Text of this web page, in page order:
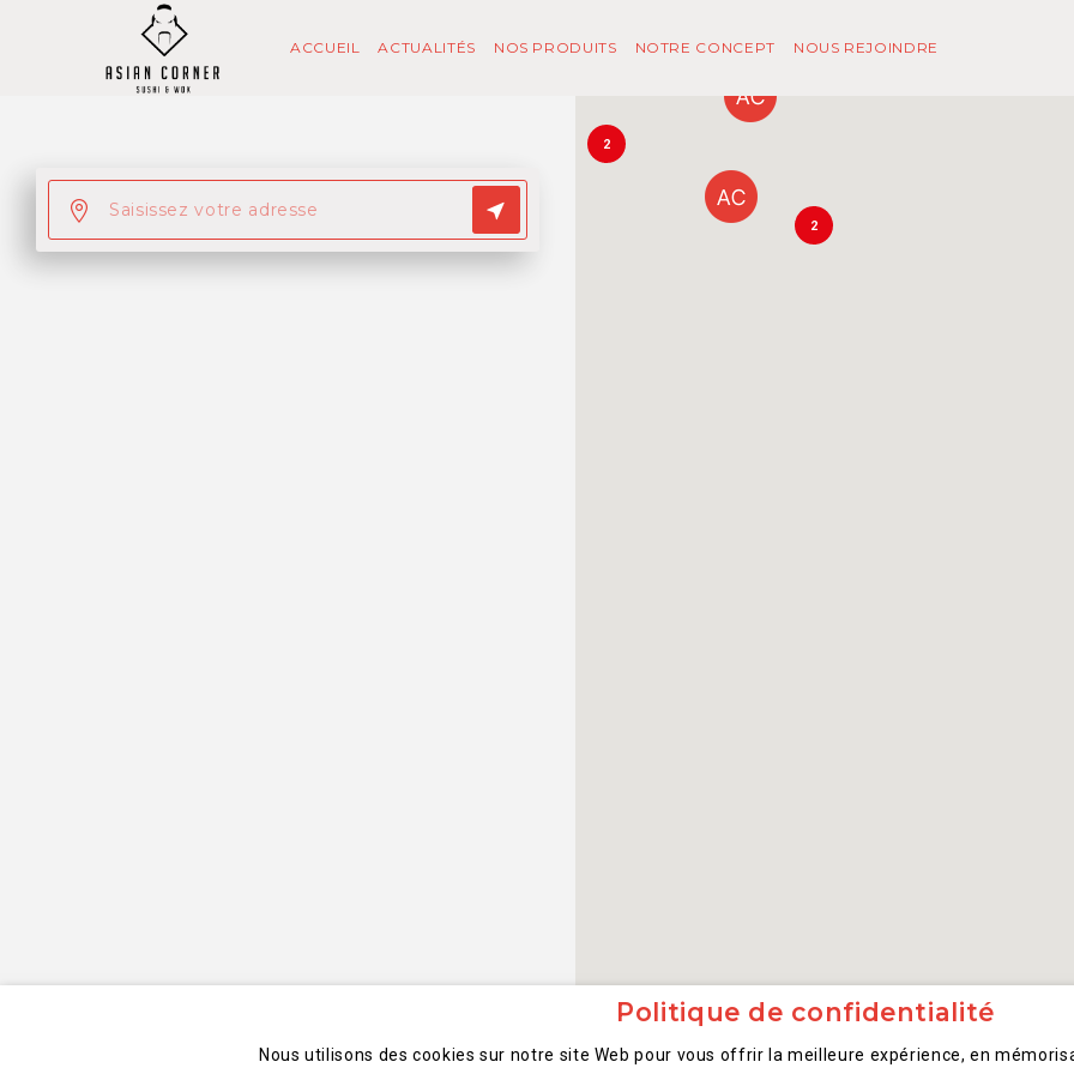
ACCUEIL ACTUALITÉS NOS PRODUITS NOTRE CONCEPT NOUS REJOINDRE
2
2
Politique de confidentialité
Nous utilisons des cookies sur notre site Web pour vous offrir la meilleure expérience, en